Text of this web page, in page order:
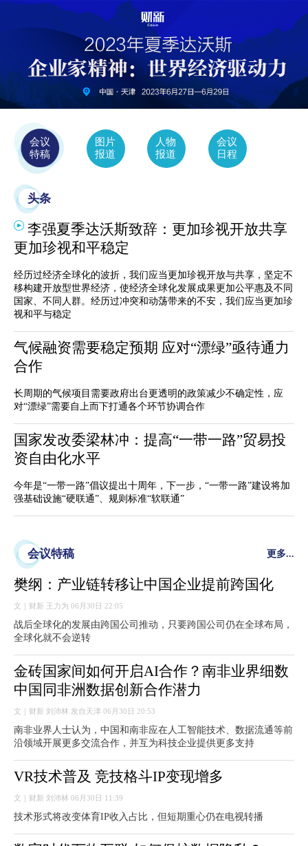
会议
特稿
图片
报道
人物
报道
会议
日程
头条
李强夏季达沃斯致辞：更加珍视开放共享
更加珍视和平稳定
经历过经济全球化的波折，我们应当更加珍视开放与共享，坚定不
移构建开放型世界经济，使经济全球化发展成果更加公平惠及不同
国家、不同人群。经历过冲突和动荡带来的不安，我们应当更加珍
视和平与稳定
气候融资需要稳定预期 应对“漂绿”亟待通力
合作
长周期的气候项目需要政府出台更透明的政策减少不确定性，应
对“漂绿”需要自上而下打通各个环节协调合作
国家发改委梁林冲：提高“一带一路”贸易投
资自由化水平
今年是“一带一路”倡议提出十周年，下一步，“一带一路”建设将加
强基础设施“硬联通”、规则标准“软联通”
会议特稿 更多...
樊纲：产业链转移让中国企业提前跨国化
文｜财新 王力为 06月30日 22:05
战后全球化的发展由跨国公司推动，只要跨国公司仍在全球布局，
全球化就不会逆转
金砖国家间如何开启AI合作？南非业界细数
中国同非洲数据创新合作潜力
文｜财新 刘沛林 发自天津 06月30日 20:53
南非业界人士认为，中国和南非应在人工智能技术、数据流通等前
沿领域开展更多交流合作，并互为科技企业提供更多支持
VR技术普及 竞技格斗IP变现增多
文｜财新 刘沛林 06月30日 11:39
技术形式将改变体育IP收入占比，但短期重心仍在电视转播